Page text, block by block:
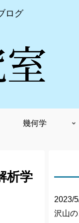
ログ
幾何学
析学
2023/
沢山